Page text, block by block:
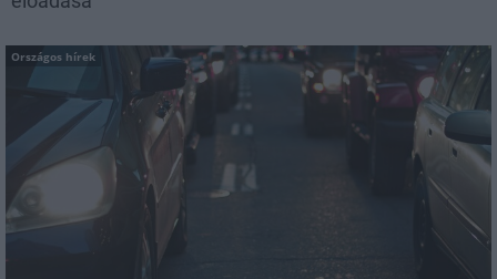
Országos hírek